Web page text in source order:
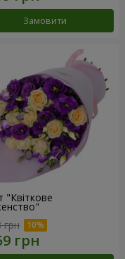
Замовити
"Квіткове
грн